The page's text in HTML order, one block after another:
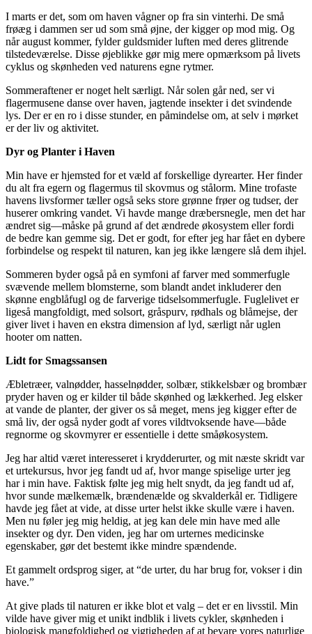
I marts er det, som om haven vågner op fra sin vinterhi. De små
frøæg i dammen ser ud som små øjne, der kigger op mod mig. Og
når august kommer, fylder guldsmider luften med deres glitrende
tilstedeværelse. Disse øjeblikke gør mig mere opmærksom på livets
cyklus og skønheden ved naturens egne rytmer.
Sommeraftener er noget helt særligt. Når solen går ned, ser vi
flagermusene danse over haven, jagtende insekter i det svindende
lys. Der er en ro i disse stunder, en påmindelse om, at selv i mørket
er der liv og aktivitet.
Dyr og Planter i Haven
Min have er hjemsted for et væld af forskellige dyrearter. Her finder
du alt fra egern og flagermus til skovmus og stålorm. Mine trofaste
havens livsformer tæller også seks store grønne frøer og tudser, der
huserer omkring vandet. Vi havde mange dræbersnegle, men det har
ændret sig—måske på grund af det ændrede økosystem eller fordi
de bedre kan gemme sig. Det er godt, for efter jeg har fået en dybere
forbindelse og respekt til naturen, kan jeg ikke længere slå dem ihjel.
Sommeren byder også på en symfoni af farver med sommerfugle
svævende mellem blomsterne, som blandt andet inkluderer den
skønne engblåfugl og de farverige tidselsommerfugle. Fuglelivet er
ligeså mangfoldigt, med solsort, gråspurv, rødhals og blåmejse, der
giver livet i haven en ekstra dimension af lyd, særligt når uglen
hooter om natten.
Lidt for Smagssansen
Æbletræer, valnødder, hasselnødder, solbær, stikkelsbær og brombær
pryder haven og er kilder til både skønhed og lækkerhed. Jeg elsker
at vande de planter, der giver os så meget, mens jeg kigger efter de
små liv, der også nyder godt af vores vildtvoksende have—både
regnorme og skovmyrer er essentielle i dette småøkosystem.
Jeg har altid været interesseret i krydderurter, og mit næste skridt var
et urtekursus, hvor jeg fandt ud af, hvor mange spiselige urter jeg
har i min have. Faktisk følte jeg mig helt snydt, da jeg fandt ud af,
hvor sunde mælkemælk, brændenælde og skvalderkål er. Tidligere
havde jeg fået at vide, at disse urter helst ikke skulle være i haven.
Men nu føler jeg mig heldig, at jeg kan dele min have med alle
insekter og dyr. Den viden, jeg har om urternes medicinske
egenskaber, gør det bestemt ikke mindre spændende.
Et gammelt ordsprog siger, at “de urter, du har brug for, vokser i din
have.”
At give plads til naturen er ikke blot et valg – det er en livsstil. Min
vilde have giver mig et unikt indblik i livets cykler, skønheden i
biologisk mangfoldighed og vigtigheden af at bevare vores naturlige